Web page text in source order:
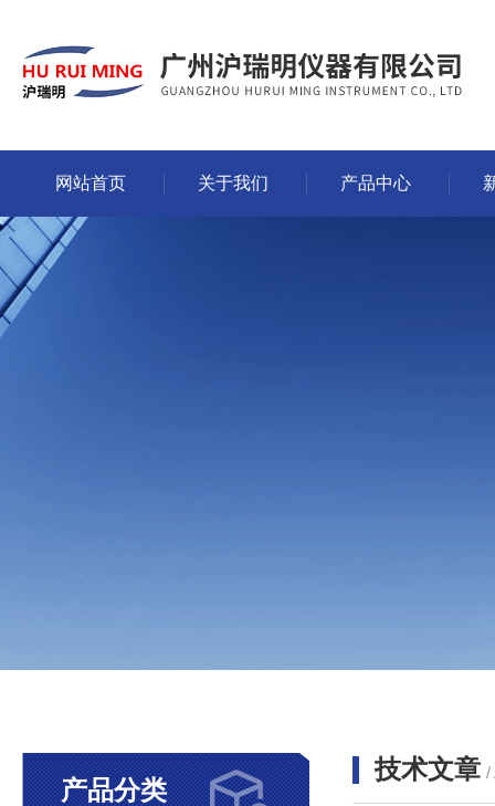
网站首页 关于我们 产品中心
产品分类
技术文章 /